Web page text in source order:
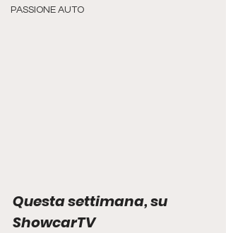
PASSIONE AUTO
Questa settimana, su
ShowcarTV